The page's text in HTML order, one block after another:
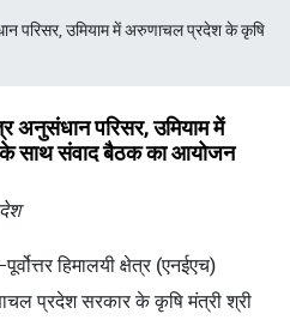
परिसर, उमियाम में अरुणाचल प्रदेश के कृषि
अनुसंधान परिसर, उमियाम में
साथ संवाद बैठक का आयोजन
हिमालयी क्षेत्र (एनईएच)
प्रदेश सरकार के कृषि मंत्री श्री